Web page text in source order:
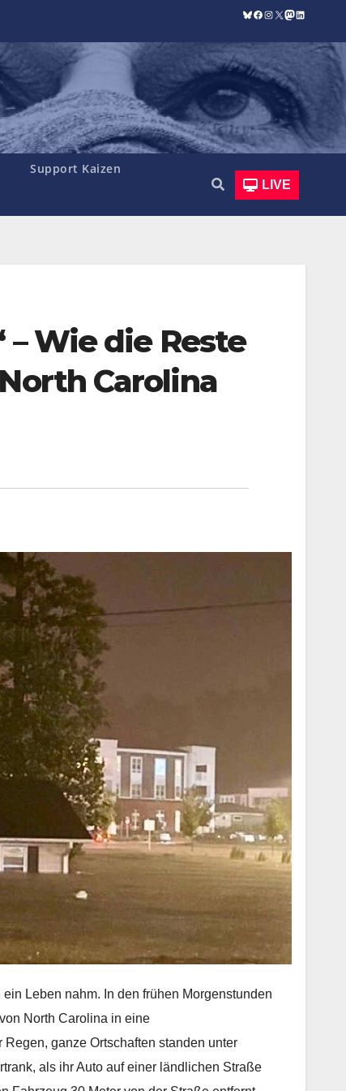
Bluesky
Facebook
Instagram
X Mastodon
LinkedIn
Support Kaizen
LIVE
Wie die Reste
Carolina
Leben nahm. In den frühen Morgenstunden
North Carolina in eine
ganze Ortschaften standen unter
als ihr Auto auf einer ländlichen Straße